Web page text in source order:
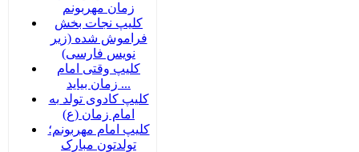
زمان مهربونم
کلیپ نجات بخش
فراموش شده (زیر
نویس فارسی)
کلیپ وقتی امام
زمان بیاید ...
کلیپ کادوی تولد به
امام زمان (ع)
کلیپ امام مهربونم؛
تولدتون مبارک